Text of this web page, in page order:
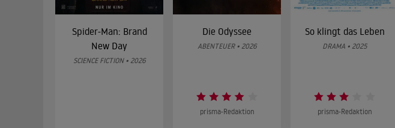
Spider-Man: Brand
New Day
SCIENCE FICTION • 2026
Die Odyssee
ABENTEUER • 2026
prisma-Redaktion
So klingt das Leben
DRAMA • 2025
prisma-Redaktion